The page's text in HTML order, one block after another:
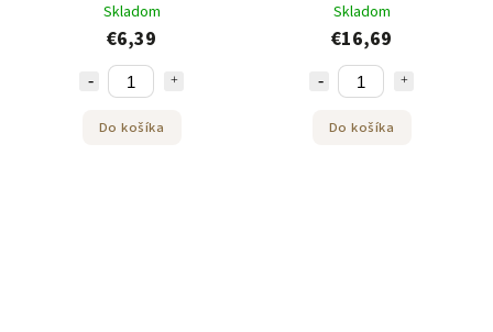
Skladom
€6,39
Do košíka
Skladom
€16,69
Do košíka